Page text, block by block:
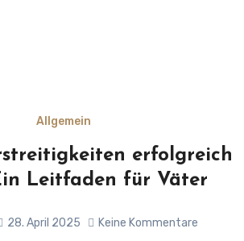
Allgemein
erfolgreich
Leitfaden für Väter
28. April 2025 Keine Kommentare